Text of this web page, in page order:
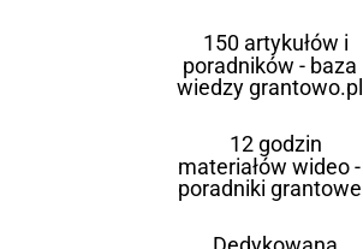
150 artykułów i
poradników - baza
wiedzy grantowo.pl
12 godzin
materiałów wideo -
poradniki grantowe